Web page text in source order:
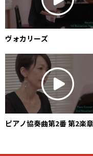
ヴォカリーズ
ピアノ協奏曲第2番 第2楽